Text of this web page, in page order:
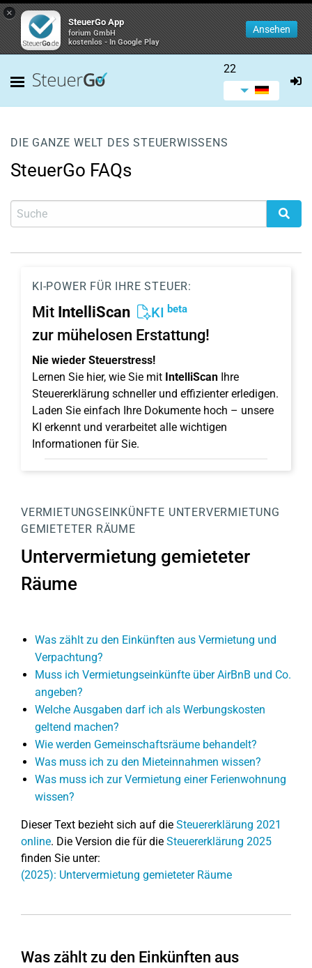
×
SteuerGo App
forium GmbH
kostenlos - In Google Play
Ansehen
22
DIE GANZE WELT DES STEUERWISSENS
SteuerGo FAQs
KI-POWER FÜR IHRE STEUER:
Mit IntelliScan KI beta
zur mühelosen Erstattung!
Nie wieder Steuerstress!
Lernen Sie hier, wie Sie mit IntelliScan Ihre
Steuererklärung schneller und effizienter erledigen.
Laden Sie einfach Ihre Dokumente hoch – unsere
KI erkennt und verarbeitet alle wichtigen
Informationen für Sie.
VERMIETUNGSEINKÜNFTE UNTERVERMIETUNG
GEMIETETER RÄUME
Untervermietung gemieteter
Räume
Was zählt zu den Einkünften aus Vermietung und
Verpachtung?
Muss ich Vermietungseinkünfte über AirBnB und Co.
angeben?
Welche Ausgaben darf ich als Werbungskosten
geltend machen?
Wie werden Gemeinschaftsräume behandelt?
Was muss ich zu den Mieteinnahmen wissen?
Was muss ich zur Vermietung einer Ferienwohnung
wissen?
Dieser Text bezieht sich auf die Steuererklärung 2021
online. Die Version die für die Steuererklärung 2025
finden Sie unter:
(2025): Untervermietung gemieteter Räume
Was zählt zu den Einkünften aus